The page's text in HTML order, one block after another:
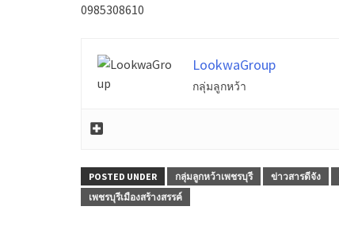
0985308610
LookwaGroup
กลุ่มลูกหว้า
POSTED UNDER กลุ่มลูกหว้าเพชรบุรี ข่าวสารดีจัง
เพชรบุรีเมืองสร้างสรรค์